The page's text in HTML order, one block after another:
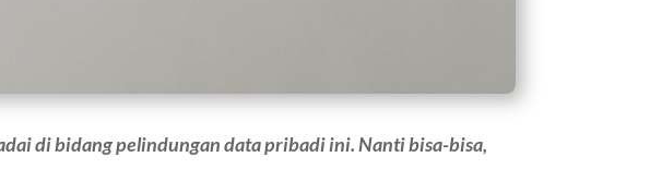
di bidang pelindungan data pribadi ini. Nanti bisa-bisa,